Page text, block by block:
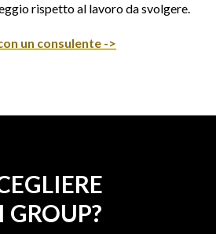
rispetto al lavoro da svolgere.
un consulente ->